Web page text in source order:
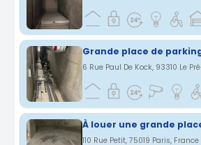
110 Rue Petit, 75019 Paris, France